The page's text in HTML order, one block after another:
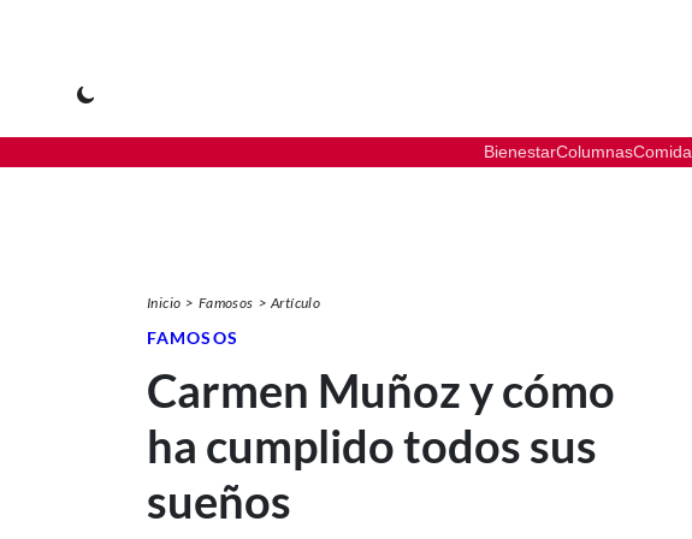
BienestarColumnasComida
Inicio Famosos Artículo
FAMOSOS
Carmen Muñoz y cómo
ha cumplido todos sus
sueños